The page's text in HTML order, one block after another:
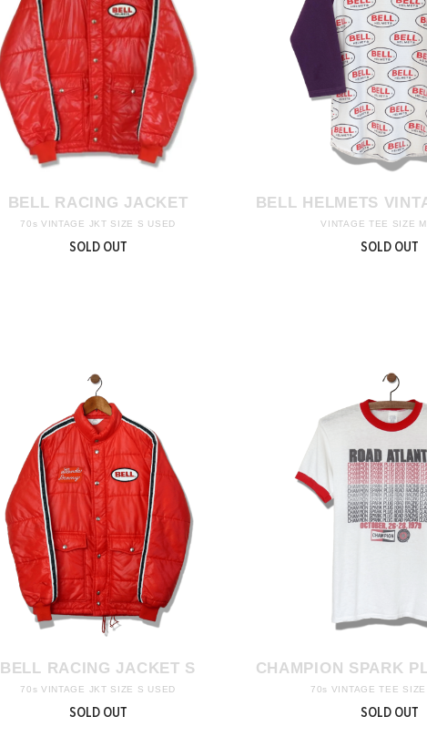
BELL RACING JACKET
70s VINTAGE JKT SIZE S USED
SOLD OUT
BELL HELMETS
VINTAGE TEE SIZE
SOLD OUT
BELL RACING JACKET S
70s VINTAGE JKT SIZE S USED
SOLD OUT
CHAMPION SPARK
70s VINTAGE TEE
SOLD OUT